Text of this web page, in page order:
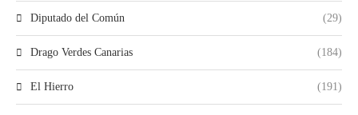
Diputado del Común (29)
Drago Verdes Canarias (184)
El Hierro (191)